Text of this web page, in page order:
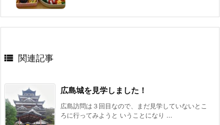
 関連記事
広島城を見学しました！
広島訪問は３回目なので、まだ見学していないとこ
ろに行ってみようと いうことになり ...